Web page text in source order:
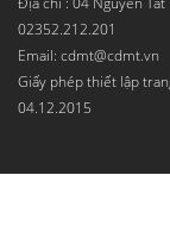
02352.212.201
Email: cdmt@cdmt.vn
Giấy phép thiết lập
04.12.2015